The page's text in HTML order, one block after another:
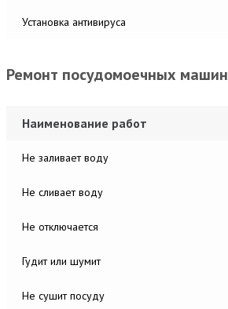
Установка антивируса
Ремонт посудомоечных машин
Наименование работ
Не заливает воду
Не сливает воду
Не отключается
Гудит или шумит
Не сушит посуду